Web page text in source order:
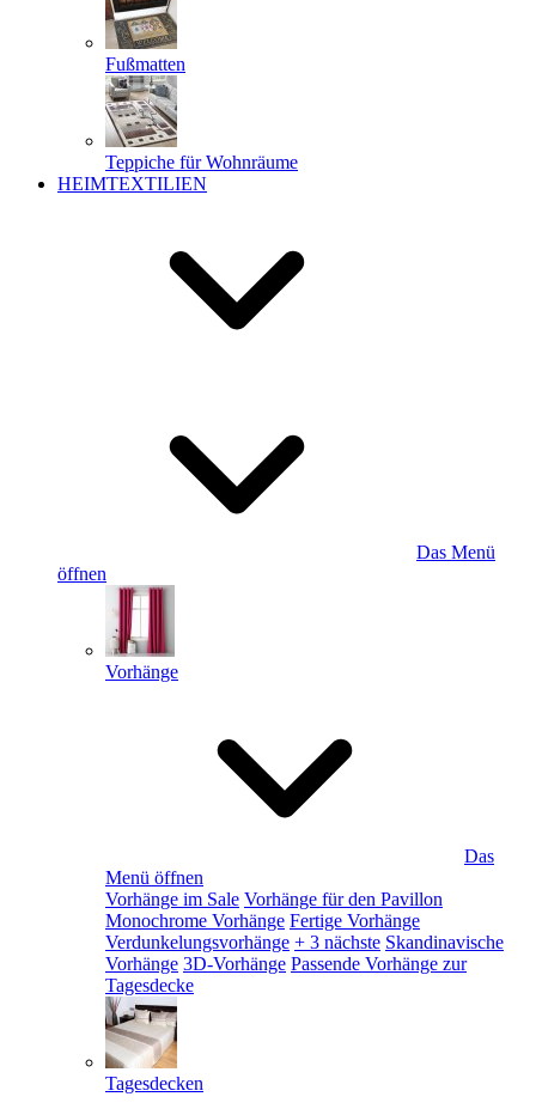
Fußmatten
Teppiche für Wohnräume
HEIMTEXTILIEN
Das Menü
öffnen
Vorhänge
Das
Menü öffnen
Vorhänge im Sale Vorhänge für den Pavillon
Monochrome Vorhänge Fertige Vorhänge
Verdunkelungsvorhänge + 3 nächste Skandinavische
Vorhänge 3D-Vorhänge Passende Vorhänge zur
Tagesdecke
Tagesdecken